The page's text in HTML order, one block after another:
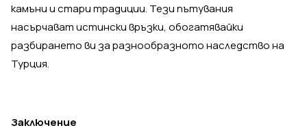
камъни и стари традиции. Тези пътувания
насърчават истински връзки, обогатявайки
разбирането ви за разнообразното наследство на
Турция.
Заключение